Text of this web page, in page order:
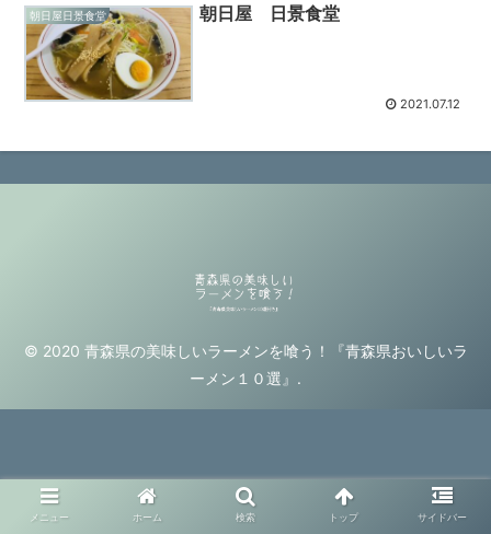
朝日屋日景食堂 朝日屋 日景食堂
2021.07.12
© 2020 青森県の美味しいラーメンを喰う！『青森県おいしいラ
ーメン１０選』.
メニュー ホーム 検索 トップ サイドバー